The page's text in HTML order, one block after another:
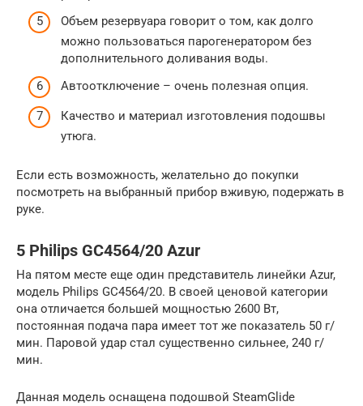
Объем резервуара говорит о том, как долго
можно пользоваться парогенератором без
дополнительного доливания воды.
Автоотключение – очень полезная опция.
Качество и материал изготовления подошвы
утюга.
Если есть возможность, желательно до покупки
посмотреть на выбранный прибор вживую, подержать в
руке.
5 Philips GC4564/20 Azur
На пятом месте еще один представитель линейки Azur,
модель Philips GC4564/20. В своей ценовой категории
она отличается большей мощностью 2600 Вт,
постоянная подача пара имеет тот же показатель 50 г/
мин. Паровой удар стал существенно сильнее, 240 г/
мин.
Данная модель оснащена подошвой SteamGlide